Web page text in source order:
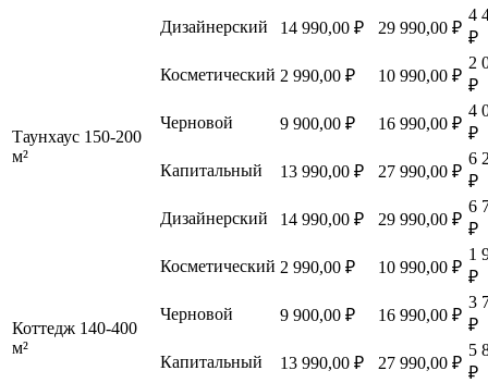
Дизайнерский
14 990,00 ₽ 29 990,00 ₽
4
₽
Таунхаус 150-200
м²
Косметический 2 990,00 ₽ 10 990,00 ₽
2
₽
Черновой
9 900,00 ₽ 16 990,00 ₽
4
₽
Капитальный
13 990,00 ₽ 27 990,00 ₽
6
₽
Дизайнерский
14 990,00 ₽ 29 990,00 ₽
6
₽
Коттедж 140-400
м²
Косметический 2 990,00 ₽ 10 990,00 ₽
1
₽
Черновой
9 900,00 ₽ 16 990,00 ₽
3
₽
Капитальный
13 990,00 ₽ 27 990,00 ₽
5
₽